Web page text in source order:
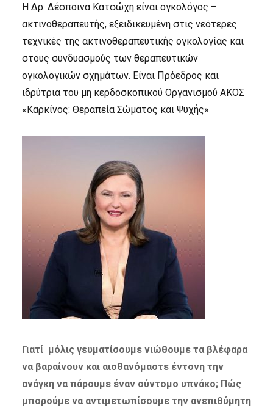
Η Δρ. Δέσποινα Κατσώχη είναι ογκολόγος –
ακτινοθεραπευτής, εξειδικευμένη στις νεότερες
τεχνικές της ακτινοθεραπευτικής ογκολογίας και
στους συνδυασμούς των θεραπευτικών
ογκολογικών σχημάτων. Είναι Πρόεδρος και
ιδρύτρια του μη κερδοσκοπικού Οργανισμού ΑΚΟΣ
«Καρκίνος: Θεραπεία Σώματος και Ψυχής»
Γιατί μόλις γευματίσουμε νιώθουμε τα βλέφαρα
να βαραίνουν και αισθανόμαστε έντονη την
ανάγκη να πάρουμε έναν σύντομο υπνάκο; Πώς
μπορούμε να αντιμετωπίσουμε την ανεπιθύμητη